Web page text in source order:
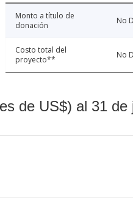
Monto a título de
donación
No
Costo total del
proyecto**
No
de US$) al 31 de